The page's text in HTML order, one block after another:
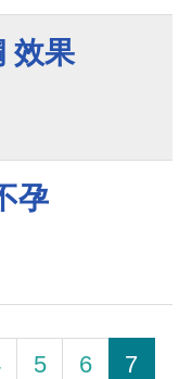
效果
孕
5 6
7